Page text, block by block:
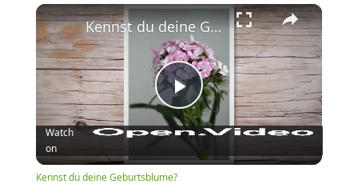
Fullscreen ×
Play
Video
Kennst du deine Geburtsblume?
Watch
on
Kennst du deine Geburtsblume?